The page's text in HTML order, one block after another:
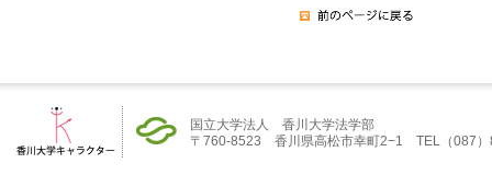
国立大学法人 香川大学法学部
〒760-8523 香川県高松市幸町2−1 TEL（087）